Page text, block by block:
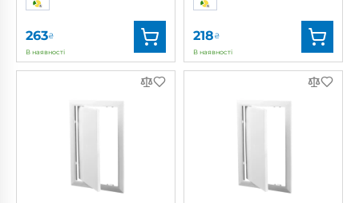
263₴
В наявності
Домовент
0687926244
218₴
В наявності
Домовент
0688060533